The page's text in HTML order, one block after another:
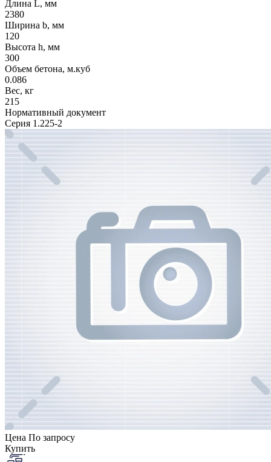
Длина L, мм
2380
Ширина b, мм
120
Высота h, мм
300
Объем бетона, м.куб
0.086
Вес, кг
215
Нормативный документ
Серия 1.225-2
Цена По запросу
Купить